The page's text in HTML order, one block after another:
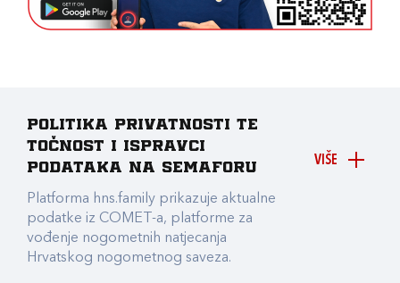
VIŠE
Politika privatnosti te
točnost i ispravci
podataka na Semaforu
Platforma hns.family prikazuje aktualne
podatke iz COMET-a, platforme za
vođenje nogometnih natjecanja
Hrvatskog nogometnog saveza.